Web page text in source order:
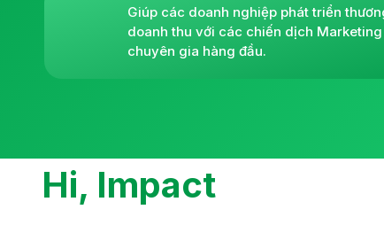
Giúp các doanh nghiệp phát triển
doanh thu với các chiến dịch
chuyên gia hàng đầu.
Hi, Impact